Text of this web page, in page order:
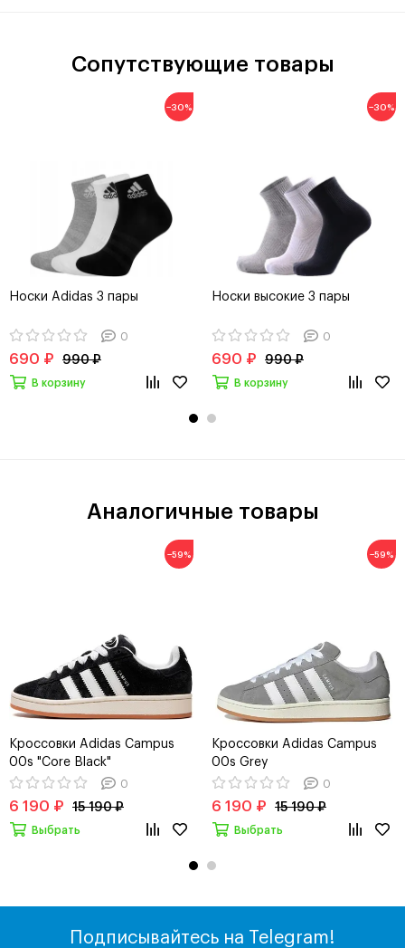
Сопутствующие товары
−30%
Носки Adidas 3 пары
0
690 ₽ 990 ₽
В корзину
−30%
Носки высокие 3 пары
0
690 ₽ 990 ₽
В корзину
Аналогичные товары
−59%
Кроссовки Adidas Campus
00s "Core Black"
0
6 190 ₽ 15 190 ₽
Выбрать
−59%
Кроссовки Adidas Campus
00s Grey
0
6 190 ₽ 15 190 ₽
Выбрать
Подписывайтесь на Telegram!